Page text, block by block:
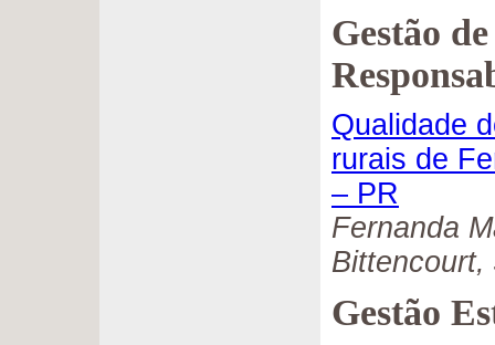
Gestão
Qualidade
rurais de
– PR
Fernanda
Bittencourt,
Gestão